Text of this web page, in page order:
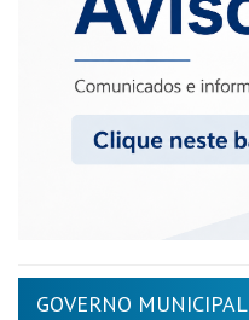
GOVERNO MUNICIPAL